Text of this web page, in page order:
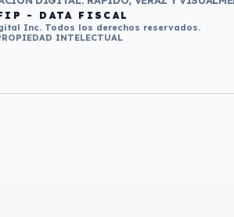
- DATA FISCAL
Inc. Todos los derechos reservados.
INTELECTUAL